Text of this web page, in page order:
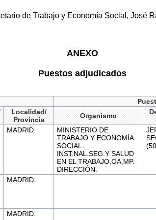
de Trabajo y Economía Social, José
ANEXO
Puestos adjudicados
Localidad/
Provincia
Organismo
MADRID.
MINISTERIO DE
TRABAJO Y ECONOMÍA
SOCIAL.
INST.NAL.SEG.Y SALUD
EN EL TRABAJO,OA,MP.
DIRECCIÓN.
MADRID.
MADRID.